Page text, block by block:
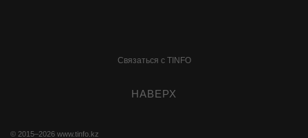
Связаться с TINFO
НАВЕРХ
© 2015–2026 www.tinfo.kz